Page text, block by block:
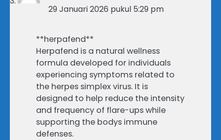
29 Januari 2026 pukul 5:29 pm
**herpafend**
Herpafend is a natural wellness
formula developed for individuals
experiencing symptoms related to
the herpes simplex virus. It is
designed to help reduce the intensity
and frequency of flare-ups while
supporting the bodys immune
defenses.